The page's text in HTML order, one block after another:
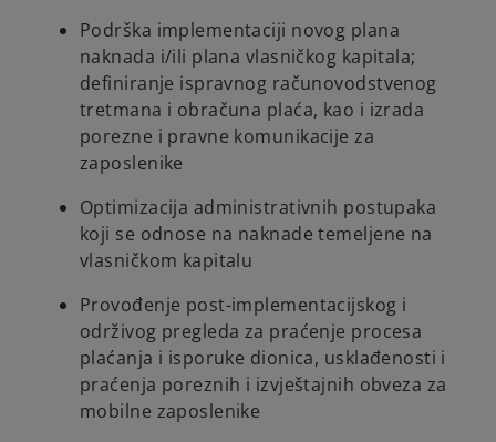
Podrška implementaciji novog plana
naknada i/ili plana vlasničkog kapitala;
definiranje ispravnog računovodstvenog
tretmana i obračuna plaća, kao i izrada
porezne i pravne komunikacije za
zaposlenike
Optimizacija administrativnih postupaka
koji se odnose na naknade temeljene na
vlasničkom kapitalu
Provođenje post-implementacijskog i
održivog pregleda za praćenje procesa
plaćanja i isporuke dionica, usklađenosti i
praćenja poreznih i izvještajnih obveza za
mobilne zaposlenike